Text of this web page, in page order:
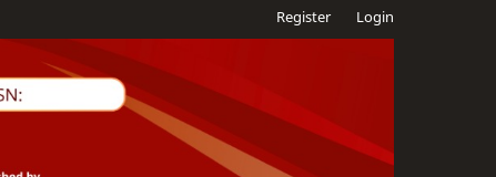
Register Login